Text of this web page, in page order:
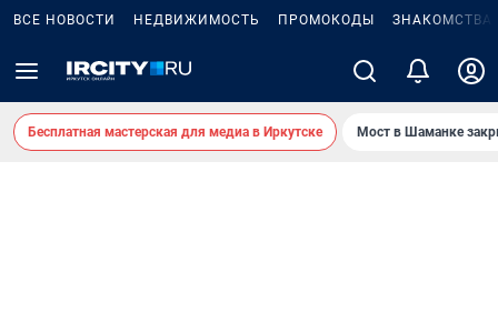
ВСЕ НОВОСТИ НЕДВИЖИМОСТЬ ПРОМОКОДЫ ЗНАКОМСТВА
Бесплатная мастерская для медиа в Иркутске Мост в Шаманке